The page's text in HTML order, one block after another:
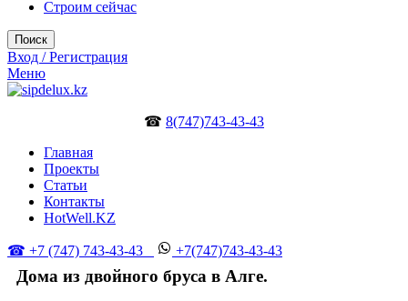
Строим сейчас
Поиск
Вход / Регистрация
Меню
☎ 8(747)743-43-43
Главная
Проекты
Статьи
Контакты
HotWell.KZ
☎ +7 (747) 743-43-43 +7(747)743-43-43
Дома из двойного бруса в Алге.